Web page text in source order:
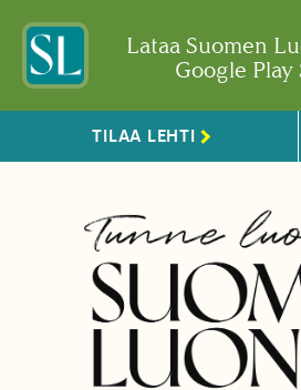
Lataa Suomen
Google Play
TILAA LEHTI